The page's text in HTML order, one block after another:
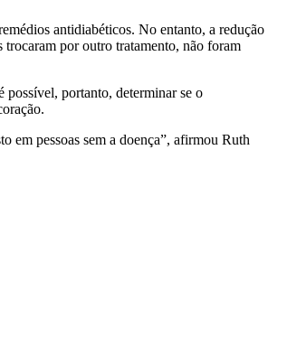
antidiabéticos. No entanto, a redução
trocaram por outro tratamento, não foram
possível, portanto, determinar se o
em pessoas sem a doença”, afirmou Ruth